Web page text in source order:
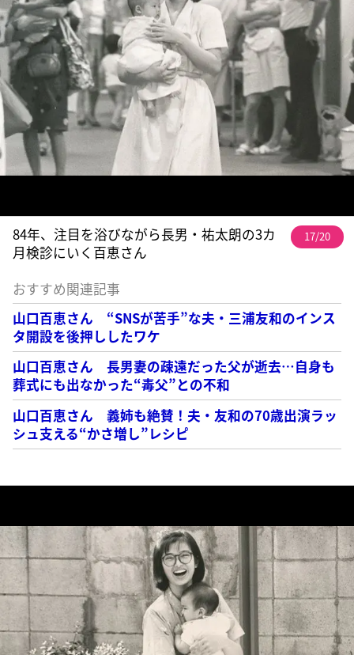
84年、注目を浴びながら長男・祐太朗の3カ
月検診にいく百恵さん
17/20
おすすめ関連記事
山口百恵さん “SNSが苦手”な夫・三浦友和のインス
タ開設を後押ししたワケ
山口百恵さん 長男妻の疎遠だった父が逝去…自身も
葬式にも出なかった“毒父”との不和
山口百恵さん 義姉も絶賛！夫・友和の70歳出演ラッ
シュ支える“かさ増し”レシピ